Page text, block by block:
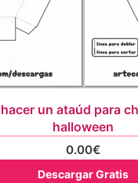
un ataúd para
halloween
0.00€
Descargar Gratis